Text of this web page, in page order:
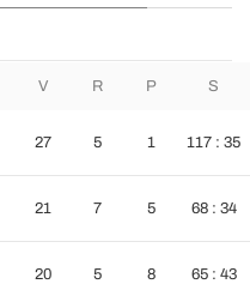
V R P S
27 5 1 117 : 35
21 7 5 68 : 34
20 5 8 65 : 43